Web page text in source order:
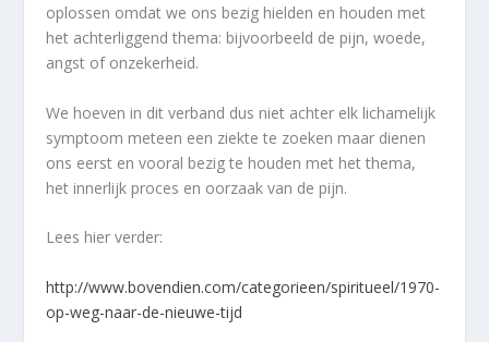
oplossen omdat we ons bezig hielden en houden met
het achterliggend thema: bijvoorbeeld de pijn, woede,
angst of onzekerheid.
We hoeven in dit verband dus niet achter elk lichamelijk
symptoom meteen een ziekte te zoeken maar dienen
ons eerst en vooral bezig te houden met het thema,
het innerlijk proces en oorzaak van de pijn.
Lees hier verder:
http://www.bovendien.com/categorieen/spiritueel/1970-
op-weg-naar-de-nieuwe-tijd